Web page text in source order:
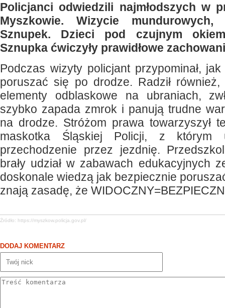
Policjanci odwiedzili najmłodszych w
Myszkowie. Wizycie mundurowych,
Sznupek. Dzieci pod czujnym
Sznupka ćwiczyły prawidłowe
Podczas wizyty policjant przypominał,
poruszać się po drodze. Radził
elementy odblaskowe na ubraniach,
szybko zapada zmrok i panują trudne
na drodze. Stróżom prawa towarzyszył
maskotka Śląskiej Policji, z którym
przechodzenie przez jezdnię.
brały udział w zabawach edukacyjnych
doskonale wiedzą jak bezpiecznie
znają zasadę, że
Żródło: https://myszkow.policja.gov.pl/
DODAJ KOMENTARZ